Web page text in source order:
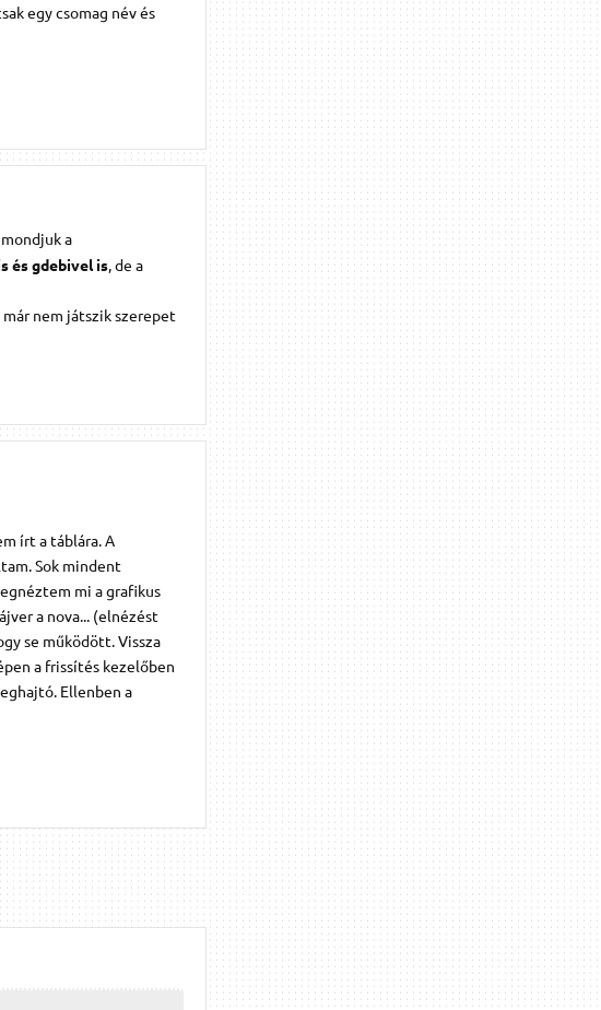
egy csomag név és
, mondjuk a
és gdebivel is, de a
nem játszik szerepet
írt a táblára. A
Sok mindent
mi a grafikus
a nova... (elnézést
se működött. Vissza
a frissítés kezelőben
Ellenben a